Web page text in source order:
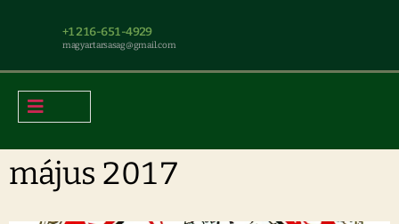
+1 216-651-4929
magyar.tarsasag@gmail.com
május 2017